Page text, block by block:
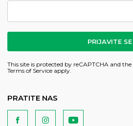
PRIJAVITE SE
This site is protected by reCAPTCHA and the
Terms of Service apply.
PRATITE NAS